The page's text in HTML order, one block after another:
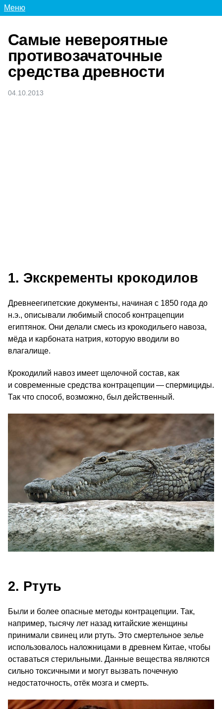
Меню
Самые невероятные
противозачаточные
средства древности
04.10.2013
1. Экскременты крокодилов
Древнеегипетские документы, начиная с 1850 года до
н.э., описывали любимый способ контрацепции
египтянок. Они делали смесь из крокодильего навоза,
мёда и карбоната натрия, которую вводили во
влагалище.
Крокодилий навоз имеет щелочной состав, как
и современные средства контрацепции — спермициды.
Так что способ, возможно, был действенный.
2. Ртуть
Были и более опасные методы контрацепции. Так,
например, тысячу лет назад китайские женщины
принимали свинец или ртуть. Это смертельное зелье
использовалось наложницами в древнем Китае, чтобы
оставаться стерильными. Данные вещества являются
сильно токсичными и могут вызвать почечную
недостаточность, отёк мозга и смерть.